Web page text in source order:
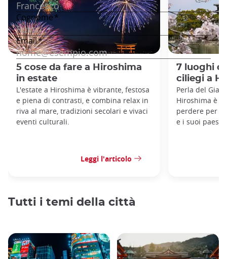
5 cose da fare a Hiroshima
in estate
L'estate a Hiroshima è vibrante, festosa
e piena di contrasti, e combina relax in
riva al mare, tradizioni secolari e vivaci
eventi culturali.
Leggi l'articolo
7 luoghi
ciliegi a
Perla del
Hiroshima è
perdere per
e i suoi
Tutti i temi della città